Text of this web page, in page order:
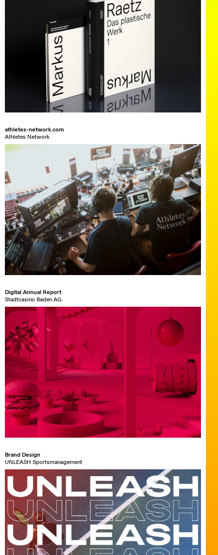
athletes-network.com
Athletes Network
Digital Annual Report
Stadtcasino Baden AG
Brand Design
UNLEASH Sportsmanagement